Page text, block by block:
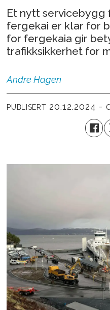
Et nytt servicebygg
fergekai er klar for
for fergekaia gir
trafikksikkerhet for
Andre Hagen
PUBLISERT 20.12.2024 -